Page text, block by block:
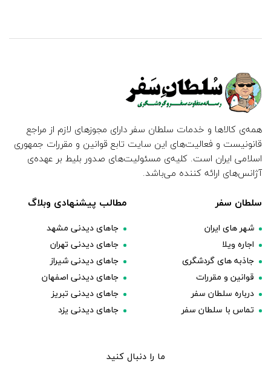
همه‌ی کالاها و خدمات سلطان سفر دارای مجوزهای لازم از مراجع
قانونیست و فعالیت‌های این سایت تابع قوانین و مقررات جمهوری
اسلامی ایران است. کلیه‌ی مسئولیت‌های صدور بلیط بر عهده‌ی
آژانس‌های ارائه کننده می‌باشد.
سلطان سفر
شهر های ایران
اجاره ویلا
جاذبه های گردشگری
قوانین و مقررات
درباره سلطان سفر
تماس با سلطان سفر
مطالب پیشنهادی وبلاگ
جاهای دیدنی مشهد
جاهای دیدنی تهران
جاهای دیدنی شیراز
جاهای دیدنی اصفهان
جاهای دیدنی تبریز
جاهای دیدنی یزد
ما را دنبال کنید